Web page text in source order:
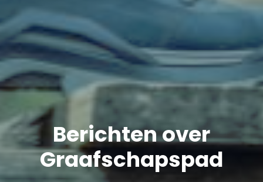
Berichten over
Graafschapspad